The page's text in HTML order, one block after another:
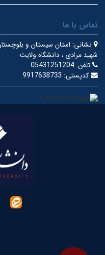
تماس با ما
نشانی:
شهید مرادی ، دانشگاه ولایت
تلفن: 05431251204
کدپستی: 9917638733